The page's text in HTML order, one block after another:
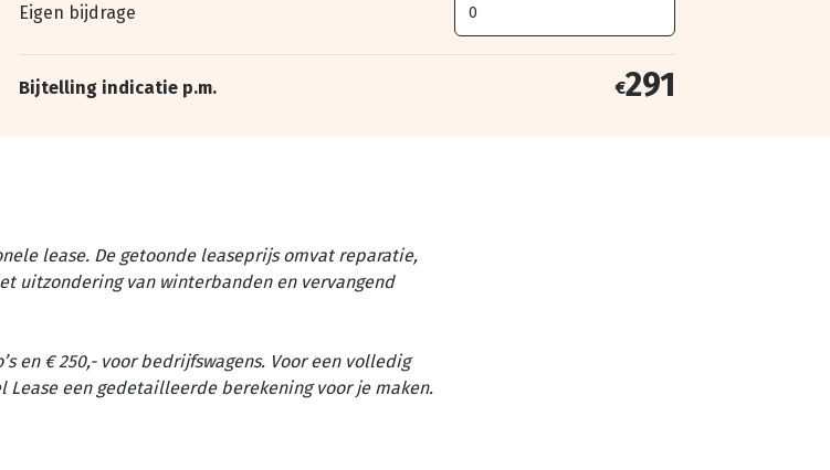
Eigen bijdrage
Bijtelling indicatie p.m. €291
lease. De getoonde leaseprijs omvat reparatie,
uitzondering van winterbanden en vervangend
en € 250,- voor bedrijfswagens. Voor een volledig
een gedetailleerde berekening voor je maken.